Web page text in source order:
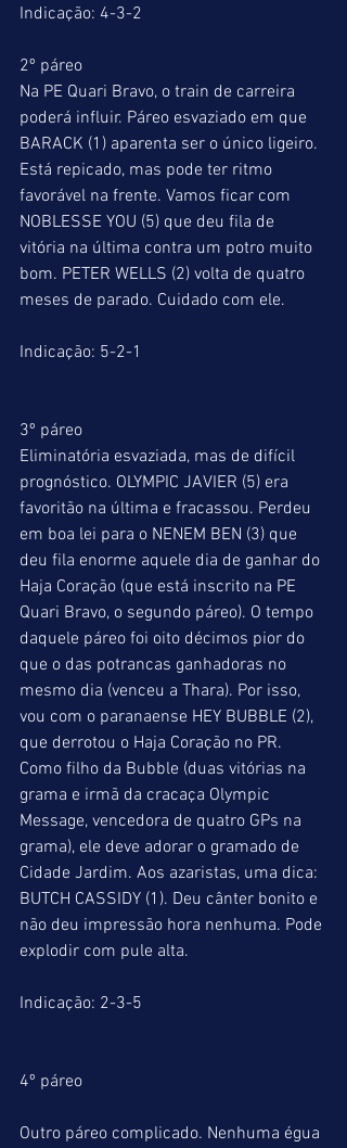
Indicação: 4-3-2
2º páreo
Na PE Quari Bravo, o train de carreira
poderá influir. Páreo esvaziado em que
BARACK (1) aparenta ser o único ligeiro.
Está repicado, mas pode ter ritmo
favorável na frente. Vamos ficar com
NOBLESSE YOU (5) que deu fila de
vitória na última contra um potro muito
bom. PETER WELLS (2) volta de quatro
meses de parado. Cuidado com ele.
Indicação: 5-2-1
3º páreo
Eliminatória esvaziada, mas de difícil
prognóstico. OLYMPIC JAVIER (5) era
favoritão na última e fracassou. Perdeu
em boa lei para o NENEM BEN (3) que
deu fila enorme aquele dia de ganhar do
Haja Coração (que está inscrito na PE
Quari Bravo, o segundo páreo). O tempo
daquele páreo foi oito décimos pior do
que o das potrancas ganhadoras no
mesmo dia (venceu a Thara). Por isso,
vou com o paranaense HEY BUBBLE (2),
que derrotou o Haja Coração no PR.
Como filho da Bubble (duas vitórias na
grama e irmã da cracaça Olympic
Message, vencedora de quatro GPs na
grama), ele deve adorar o gramado de
Cidade Jardim. Aos azaristas, uma dica:
BUTCH CASSIDY (1). Deu cânter bonito e
não deu impressão hora nenhuma. Pode
explodir com pule alta.
Indicação: 2-3-5
4º páreo
Outro páreo complicado. Nenhuma égua